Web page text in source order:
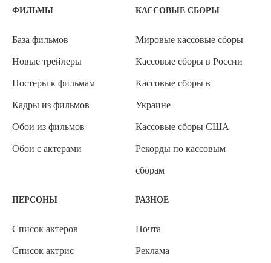
ФИЛЬМЫ
База фильмов
Новые трейлеры
Постеры к фильмам
Кадры из фильмов
Обои из фильмов
Обои с актерами
КАССОВЫЕ СБОРЫ
Мировые кассовые сборы
Кассовые сборы в России
Кассовые сборы в
Украине
Кассовые сборы США
Рекорды по кассовым
сборам
ПЕРСОНЫ
Список актеров
Список актрис
РАЗНОЕ
Почта
Реклама